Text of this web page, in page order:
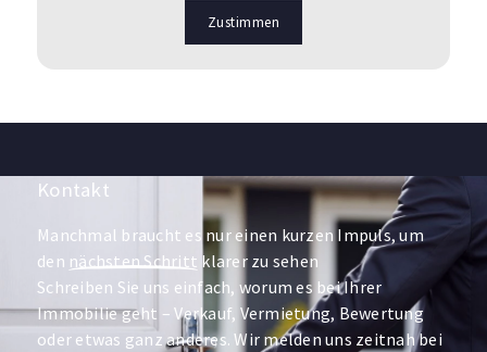
Zustimmen
Kontakt
Manchmal braucht es nur einen kurzen Impuls, um
den nächsten Schritt klarer zu sehen
Schreiben Sie uns einfach, worum es bei Ihrer
Immobilie geht – Verkauf, Vermietung, Bewertung
oder etwas ganz anderes. Wir melden uns zeitnah bei